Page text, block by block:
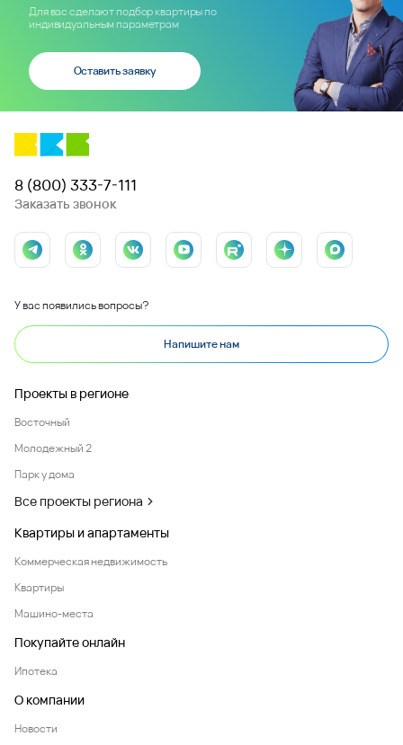
Для вас сделают подбор квартиры по
индивидуальным параметрам
Оставить заявку
8 (800) 333-7-111
Заказать звонок
У вас появились вопросы?
Напишите нам
Проекты в регионе
Восточный
Молодежный 2
Парк у дома
Все проекты региона
Квартиры и апартаменты
Коммерческая недвижимость
Квартиры
Машино-места
Покупайте онлайн
Ипотека
О компании
Новости